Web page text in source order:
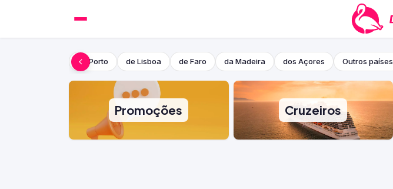
do Porto de Lisboa de Faro da Madeira dos Açores Outros países
Promoções Cruzeiros